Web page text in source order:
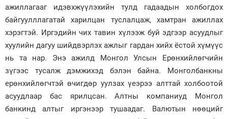
ажиллагааг идэвхжүүлэхийн тулд гадаадын холбогдох
байгуулллагатай харилцан туслалцаж, хамтран ажиллах
хэрэгтэй. Иргэдийн чих тавин хүлээж буй эдгээр асуудлыг
хуулийн дагуу шийдвэрлэх ажлыг гардан хийх ёстой хүмүүс
нь та нар. Энэ ажилд Монгол Улсын Ерөнхийлөгчийн
зүгээс тусалж дэмжихэд бэлэн байна. Монголбанкны
ерөнхийлөгчтэй өчигдөр уулзах үеэрээ алттай холбоотой
асуудлаар бас ярилцсан. Алтны компаниуд Монгол
банкинд алтыг иргэнээр тушаадаг. Валютын нөөцийг